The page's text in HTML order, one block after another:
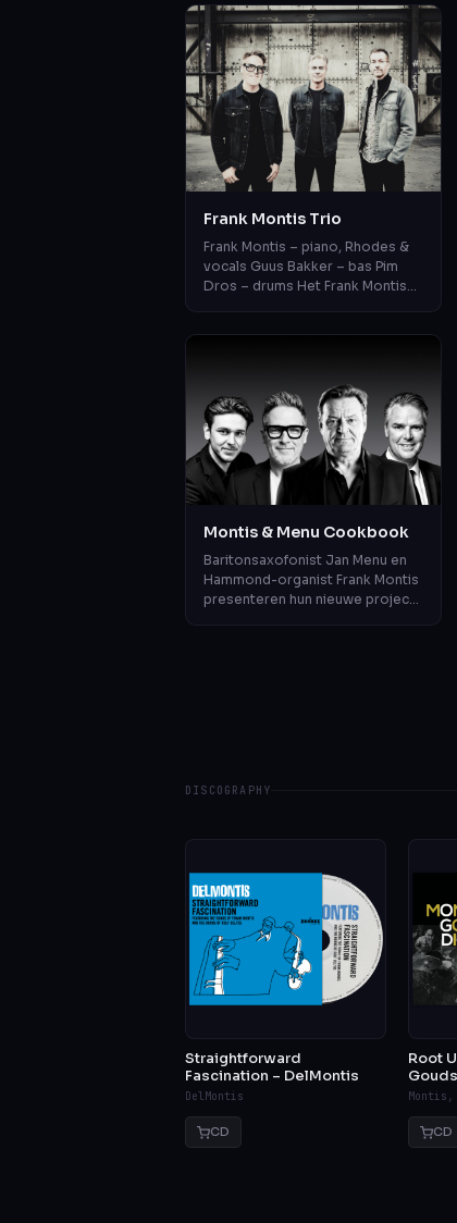
persoonlijkheden...
Frank Montis Trio
Frank Montis – piano, Rhodes &
vocals Guus Bakker – bas Pim
Dros – drums Het Frank Montis
Montis & Menu Cookbook
Baritonsaxofonist Jan Menu en
Hammond-organist Frank Montis
presenteren hun nieuwe project:
DISCOGRAPHY
Straightforward
Fascination – DelMontis
DelMontis
CD
Root
CD